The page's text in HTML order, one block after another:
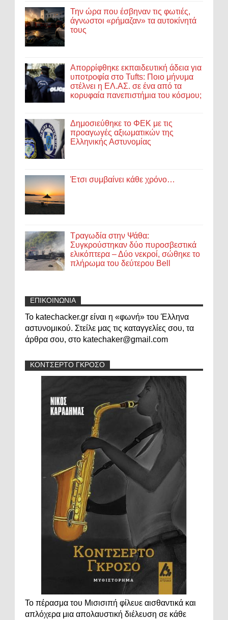
Την ώρα που έσβηναν τις φωτιές,
άγνωστοι «ρήμαζαν» τα αυτοκίνητά
τους
Απορρίφθηκε εκπαιδευτική άδεια για
υποτροφία στο Tufts: Ποιο μήνυμα
στέλνει η ΕΛ.ΑΣ. σε ένα από τα
κορυφαία πανεπιστήμια του κόσμου;
Δημοσιεύθηκε το ΦΕΚ με τις
προαγωγές αξιωματικών της
Ελληνικής Αστυνομίας
Έτσι συμβαίνει κάθε χρόνο…
Τραγωδία στην Ψάθα:
Συγκρούστηκαν δύο πυροσβεστικά
ελικόπτερα – Δύο νεκροί, σώθηκε το
πλήρωμα του δεύτερου Bell
ΕΠΙΚΟΙΝΩΝΙΑ
Το katechacker.gr είναι η «φωνή» του Έλληνα
αστυνομικού. Στείλε μας τις καταγγελίες σου, τα
άρθρα σου, στο katechaker@gmail.com
ΚΟΝΤΣΕΡΤΟ ΓΚΡΟΣΟ
Το πέρασμα του Μισισιπή φίλευε αισθαντικά και
απλόχερα μια απολαυστική διέλευση σε κάθε